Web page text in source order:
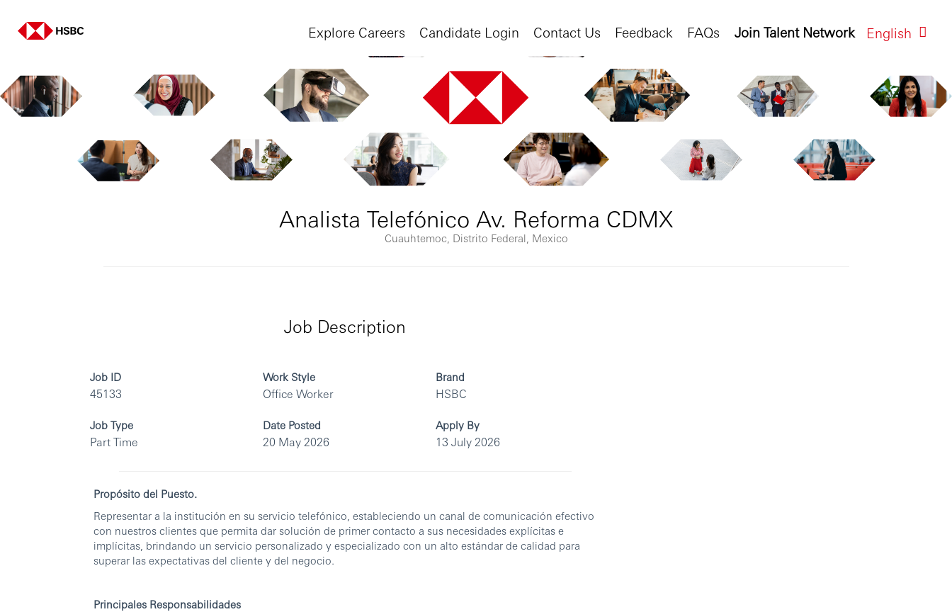
English
Join Talent Network
Explore Careers Candidate Login Contact Us Feedback FAQs
Analista Telefónico Av. Reforma CDMX
Cuauhtemoc, Distrito Federal, Mexico
Job Description
Job ID
45133
Work Style
Office Worker
Brand
HSBC
Job Type
Part Time
Date Posted
20 May 2026
Apply By
13 July 2026
Propósito del Puesto.
Representar a la institución en su servicio telefónico, estableciendo un canal de comunicación efectivo
con nuestros clientes que permita dar solución de primer contacto a sus necesidades explícitas e
implícitas, brindando un servicio personalizado y especializado con un alto estándar de calidad para
superar las expectativas del cliente y del negocio.
Principales Responsabilidades